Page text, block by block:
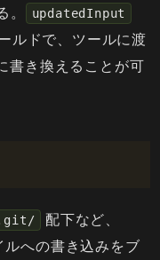
updatedInput
ルドで、ツールに渡
書き換えることが可
配下など、
への書き込みをブ